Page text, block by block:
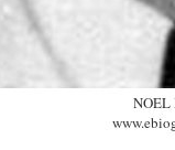
NOEL